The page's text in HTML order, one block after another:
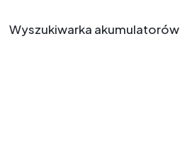
Wyszukiwarka akumulatorów